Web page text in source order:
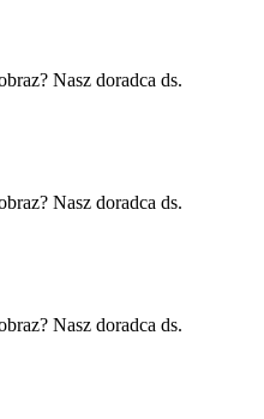
Nasz doradca ds.
Nasz doradca ds.
Nasz doradca ds.